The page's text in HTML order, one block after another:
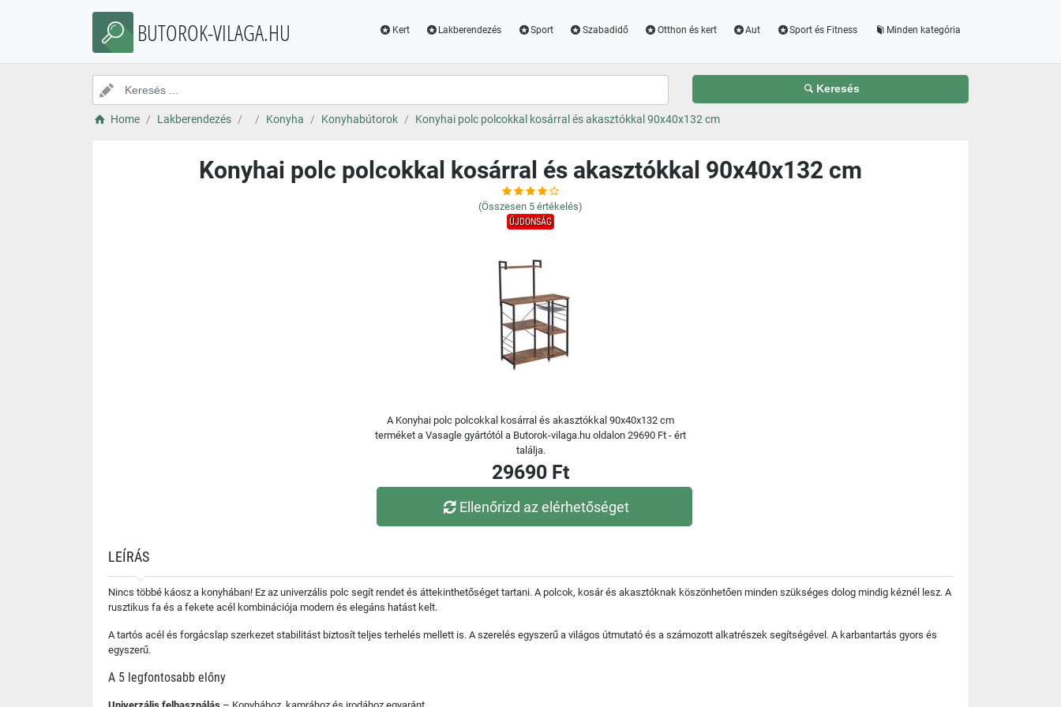
BUTOROK-VILAGA.HU Kert Lakberendezés Sport Szabadidő Otthon és kert Aut Sport és Fitness Minden kategória
Keresés
Home Lakberendezés Konyha Konyhabútorok Konyhai polc polcokkal kosárral és akasztókkal 90x40x132 cm
Konyhai polc polcokkal kosárral és akasztókkal 90x40x132 cm
(Összesen 5 értékelés)
ÚJDONSÁG
A Konyhai polc polcokkal kosárral és akasztókkal 90x40x132 cm
terméket a Vasagle gyártótól a Butorok-vilaga.hu oldalon 29690 Ft - ért
találja.
29690 Ft
Ellenőrizd az elérhetőséget
LEÍRÁS
Nincs többé káosz a konyhában! Ez az univerzális polc segít rendet és áttekinthetőséget tartani. A polcok, kosár és akasztóknak köszönhetően minden szükséges dolog mindig kéznél lesz. A
rusztikus fa és a fekete acél kombinációja modern és elegáns hatást kelt.
A tartós acél és forgácslap szerkezet stabilitást biztosít teljes terhelés mellett is. A szerelés egyszerű a világos útmutató és a számozott alkatrészek segítségével. A karbantartás gyors és
egyszerű.
A 5 legfontosabb előny